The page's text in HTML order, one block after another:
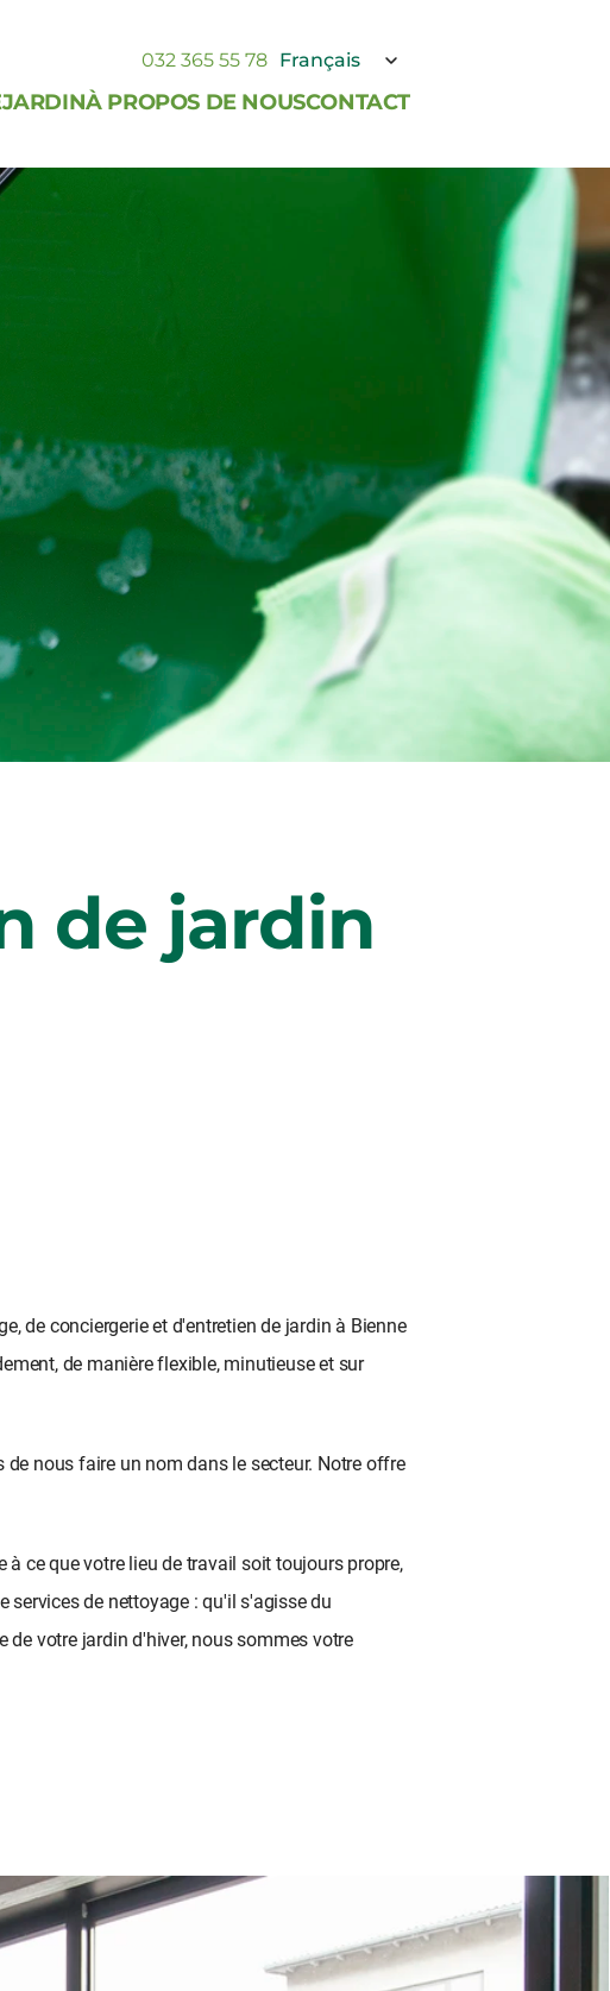
de jardin
de conciergerie et d'entretien de jardin à Bienne
de manière flexible, minutieuse et sur
nous faire un nom dans le secteur. Notre offre
ce que votre lieu de travail soit toujours propre,
services de nettoyage : qu'il s'agisse du
de votre jardin d'hiver, nous sommes votre
032 365 55 78 Select Language
Français
JARDINÀ PROPOS DE NOUSCONTACT